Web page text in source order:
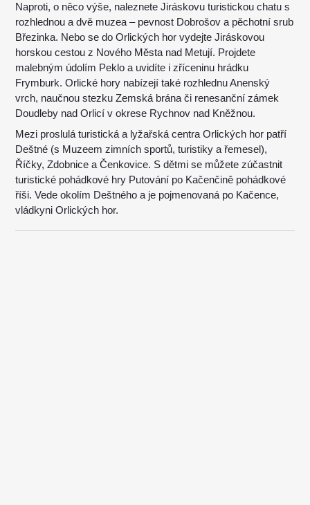
Naproti, o něco výše, naleznete Jiráskovu turistickou chatu s
rozhlednou a dvě muzea – pevnost Dobrošov a pěchotní srub
Březinka. Nebo se do Orlických hor vydejte Jiráskovou
horskou cestou z Nového Města nad Metují. Projdete
malebným údolím Peklo a uvidíte i zříceninu hrádku
Frymburk. Orlické hory nabízejí také rozhlednu Anenský
vrch, naučnou stezku Zemská brána či renesanční zámek
Doudleby nad Orlicí v okrese Rychnov nad Kněžnou.
Mezi proslulá turistická a lyžařská centra Orlických hor patří
Deštné (s Muzeem zimních sportů, turistiky a řemesel),
Říčky, Zdobnice a Čenkovice. S dětmi se můžete zúčastnit
turistické pohádkové hry Putování po Kačenčině pohádkové
říši. Vede okolím Deštného a je pojmenovaná po Kačence,
vládkyni Orlických hor.